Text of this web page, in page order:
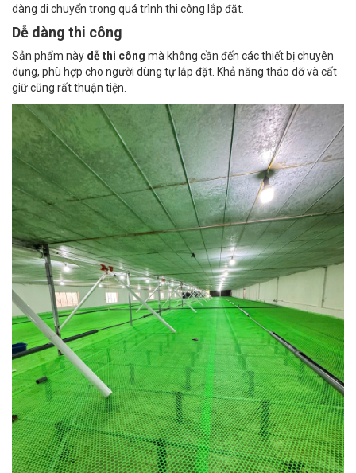
dàng di chuyển trong quá trình thi công lắp đặt.
Dễ dàng thi công
Sản phẩm này dễ thi công mà không cần đến các thiết bị chuyên
dụng, phù hợp cho người dùng tự lắp đặt. Khả năng tháo dỡ và cất
giữ cũng rất thuận tiện.